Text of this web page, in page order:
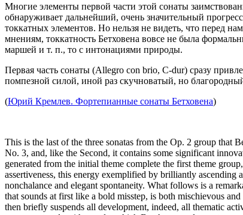
Многие элементы первой части этой сонаты
обнаруживает дальнейший, очень значительный
токкатных элементов. Но нельзя не видеть, что перед
мнениям, токкатность Бетховена вовсе не была
маршей и т. п., то с интонациями природы.
Первая часть сонаты (Allegro con brio, C-dur) сразу
помпезной силой, иной раз скучноватый, но
(Юрий Кремлев. Фортепианные сонаты Бетховена)
This is the last of the three sonatas from the Op. 2 group that
No. 3, and, like the Second, it contains some significant
generated from the initial theme complete the first theme
assertiveness, this energy exemplified by brilliantly
nonchalance and elegant spontaneity. What follows is a
that sounds at first like a bold misstep, is both mischievous
then briefly suspends all development, indeed, all thematic